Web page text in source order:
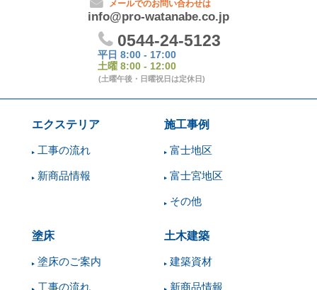
エクステリア
工事の流れ
新商品情報
施工事例
富士地区
富士宮地区
その他
塗床
塗床のご案内
工事の流れ
土木建築
建築資材
新商品情報